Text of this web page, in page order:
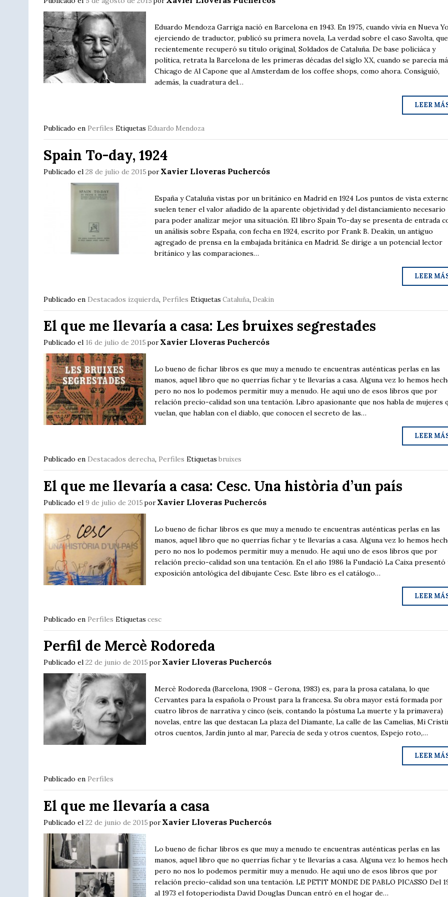
Eduardo Mendoza Garriga nació en Barcelona en 1943. En 1975, cuando vivía en Nueva
ejerciendo de traductor, publicó su primera novela, La verdad sobre el caso Savolta, que
recientemente recuperó su título original, Soldados de Cataluña. De base policiáca y
política, retrata la Barcelona de les primeras décadas del siglo XX, cuando se parecía
Chicago de Al Capone que al Amsterdam de los coffee shops, como ahora. Consiguió,
además, la cuadratura del…
LEER
Publicado en Perfiles Etiquetas Eduardo Mendoza
Spain To-day, 1924
Publicado el 28 de julio de 2015 porXavier Lloveras Puchercós
España y Cataluña vistas por un británico en Madrid en 1924 Los puntos de vista
suelen tener el valor añadido de la aparente objetividad y del distanciamiento necesario
para poder analizar mejor una situación. El libro Spain To-day se presenta de entrada
un análisis sobre España, con fecha en 1924, escrito por Frank B. Deakin, un antiguo
agregado de prensa en la embajada británica en Madrid. Se dirige a un potencial lector
británico y las comparaciones…
LEER
Publicado en Destacados izquierda, Perfiles Etiquetas Cataluña, Deakin
El que me llevaría a casa: Les bruixes segrestades
Publicado el 16 de julio de 2015 porXavier Lloveras Puchercós
Lo bueno de fichar libros es que muy a menudo te encuentras auténticas perlas en las
manos, aquel libro que no querrías fichar y te llevarías a casa. Alguna vez lo hemos
pero no nos lo podemos permitir muy a menudo. He aquí uno de esos libros que por
relación precio-calidad son una tentación. Libro apasionante que nos habla de mujeres
vuelan, que hablan con el diablo, que conocen el secreto de las…
LEER
Publicado en Destacados derecha, Perfiles Etiquetas bruixes
El que me llevaría a casa: Cesc. Una història d’un país
Publicado el 9 de julio de 2015 porXavier Lloveras Puchercós
Lo bueno de fichar libros es que muy a menudo te encuentras auténticas perlas en las
manos, aquel libro que no querrías fichar y te llevarías a casa. Alguna vez lo hemos
pero no nos lo podemos permitir muy a menudo. He aquí uno de esos libros que por
relación precio-calidad son una tentación. En el año 1986 la Fundació La Caixa presentó
exposición antológica del dibujante Cesc. Este libro es el catálogo…
LEER
Publicado en Perfiles Etiquetas cesc
Perfil de Mercè Rodoreda
Publicado el 22 de junio de 2015 porXavier Lloveras Puchercós
Mercè Rodoreda (Barcelona, 1908 – Gerona, 1983) es, para la prosa catalana, lo que
Cervantes para la española o Proust para la francesa. Su obra mayor está formada por
cuatro libros de narrativa y cinco (seis, contando la póstuma La muerte y la primavera)
novelas, entre las que destacan La plaza del Diamante, La calle de las Camelias, Mi
otros cuentos, Jardín junto al mar, Parecía de seda y otros cuentos, Espejo roto,…
LEER
Publicado en Perfiles
El que me llevaría a casa
Publicado el 22 de junio de 2015 porXavier Lloveras Puchercós
Lo bueno de fichar libros es que muy a menudo te encuentras auténticas perlas en las
manos, aquel libro que no querrías fichar y te llevarías a casa. Alguna vez lo hemos
pero no nos lo podemos permitir muy a menudo. He aquí uno de esos libros que por
relación precio-calidad son una tentación. LE PETIT MONDE DE PABLO PICASSO Del
al 1973 el fotoperiodista David Douglas Duncan entró en el hogar de…